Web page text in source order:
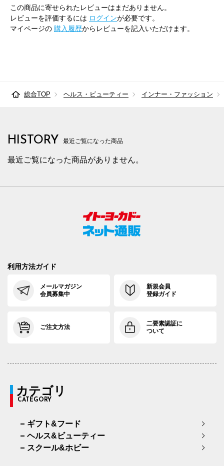
この商品に寄せられたレビューはまだありません。
レビューを評価するには ログインが必要です。
マイページの 購入履歴からレビューを記入いただけます。
総合TOP ヘルス・ビューティー インナー・ファッション
HISTORY 最近ご覧になった商品
最近ご覧になった商品がありません。
利用方法ガイド
メールマガジン
会員募集中
新規会員
登録ガイド
ご注文方法
二要素認証に
ついて
カテゴリ
CATEGORY
ギフト&フード
ヘルス&ビューティー
スクール&ホビー